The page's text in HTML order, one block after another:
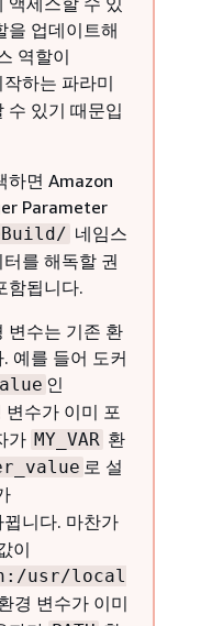
을 업데이트해
역할이
작하는 파라미
수 있기 때문입
하면 Amazon
Parameter
네임스
를 해독할 권
함됩니다.
변수는 기존 환
예를 들어 도커
인
변수가 이미 포
가 MY_VAR 환
로 설
뀝니다. 마찬가
이
usr/local
경 변수가 이미